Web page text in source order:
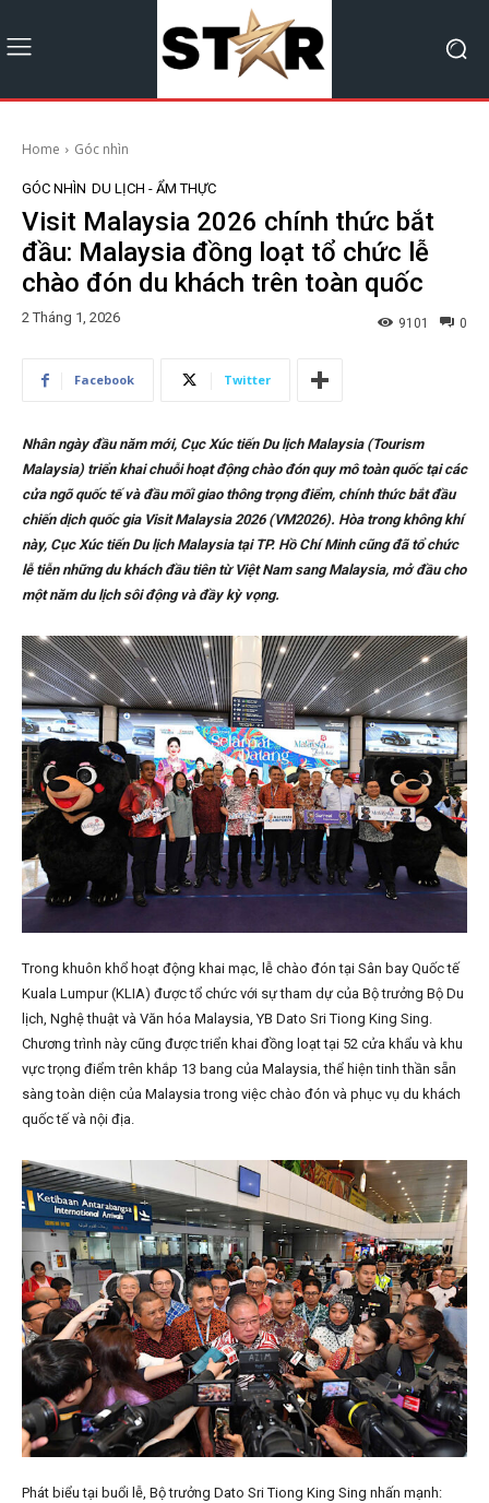
Home Góc nhìn
GÓC NHÌN DU LỊCH - ẨM THỰC
Visit Malaysia 2026 chính thức bắt
đầu: Malaysia đồng loạt tổ chức lễ
chào đón du khách trên toàn quốc
2 Tháng 1, 2026 0
9101
Facebook Twitter
Nhân ngày đầu năm mới, Cục Xúc tiến Du lịch Malaysia (Tourism
Malaysia) triển khai chuỗi hoạt động chào đón quy mô toàn quốc tại các
cửa ngõ quốc tế và đầu mối giao thông trọng điểm, chính thức bắt đầu
chiến dịch quốc gia Visit Malaysia 2026 (VM2026). Hòa trong không khí
này, Cục Xúc tiến Du lịch Malaysia tại TP. Hồ Chí Minh cũng đã tổ chức
lễ tiễn những du khách đầu tiên từ Việt Nam sang Malaysia, mở đầu cho
một năm du lịch sôi động và đầy kỳ vọng.
Trong khuôn khổ hoạt động khai mạc, lễ chào đón tại Sân bay Quốc tế
Kuala Lumpur (KLIA) được tổ chức với sự tham dự của Bộ trưởng Bộ Du
lịch, Nghệ thuật và Văn hóa Malaysia, YB Dato Sri Tiong King Sing.
Chương trình này cũng được triển khai đồng loạt tại 52 cửa khẩu và khu
vực trọng điểm trên khắp 13 bang của Malaysia, thể hiện tinh thần sẵn
sàng toàn diện của Malaysia trong việc chào đón và phục vụ du khách
quốc tế và nội địa.
Phát biểu tại buổi lễ, Bộ trưởng Dato Sri Tiong King Sing nhấn mạnh: